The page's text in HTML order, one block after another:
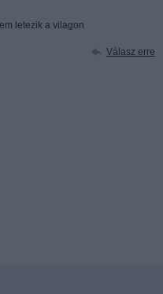
letezik a vilagon
Válasz erre